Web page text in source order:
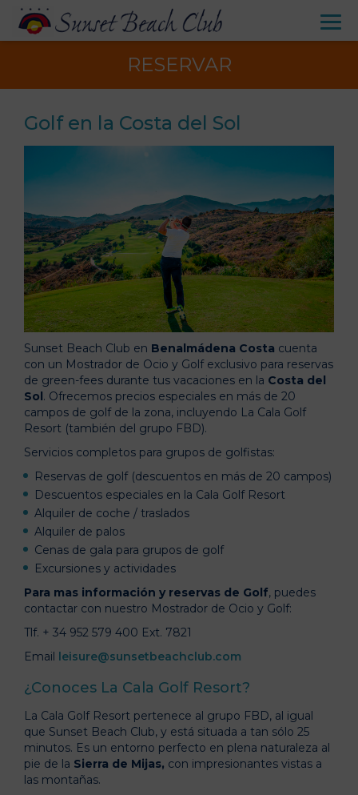
RESERVAR
Golf en la Costa del Sol
Sunset Beach Club en Benalmádena Costa cuenta
con un Mostrador de Ocio y Golf exclusivo para reservas
de green-fees durante tus vacaciones en la Costa del
Sol. Ofrecemos precios especiales en más de 20
campos de golf de la zona, incluyendo La Cala Golf
Resort (también del grupo FBD).
Servicios completos para grupos de golfistas:
Reservas de golf (descuentos en más de 20 campos)
Descuentos especiales en la Cala Golf Resort
Alquiler de coche / traslados
Alquiler de palos
Cenas de gala para grupos de golf
Excursiones y actividades
Para mas información y reservas de Golf, puedes
contactar con nuestro Mostrador de Ocio y Golf:
Tlf. + 34 952 579 400 Ext. 7821
Email leisure@sunsetbeachclub.com
¿Conoces La Cala Golf Resort?
La Cala Golf Resort pertenece al grupo FBD, al igual
que Sunset Beach Club, y está situada a tan sólo 25
minutos. Es un entorno perfecto en plena naturaleza al
pie de la Sierra de Mijas, con impresionantes vistas a
las montañas.